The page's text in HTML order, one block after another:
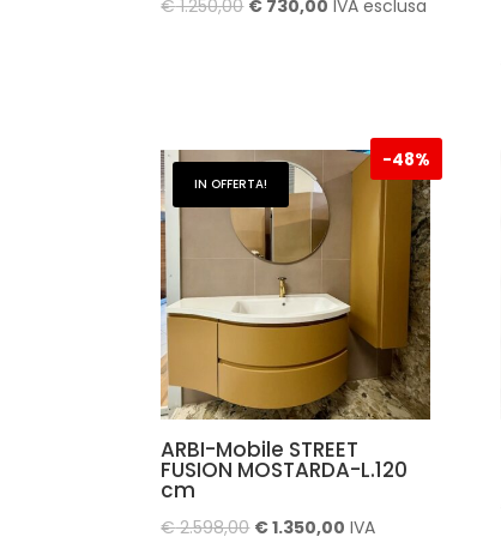
€1.250,00 Il
€ 730,00 IlIVA esclusa
IN OFFERTA!
-48%
ARBI-Mobile STREET
FUSION MOSTARDA-L.120
cm
€2.598,00 Il
€1.350,00 IlIVA